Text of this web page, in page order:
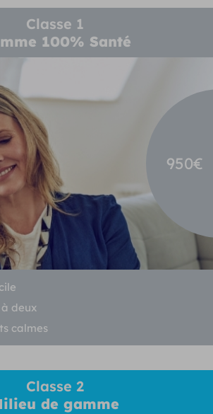
Classe 1
100% Santé
950€
deux
calmes
Classe 2
de gamme